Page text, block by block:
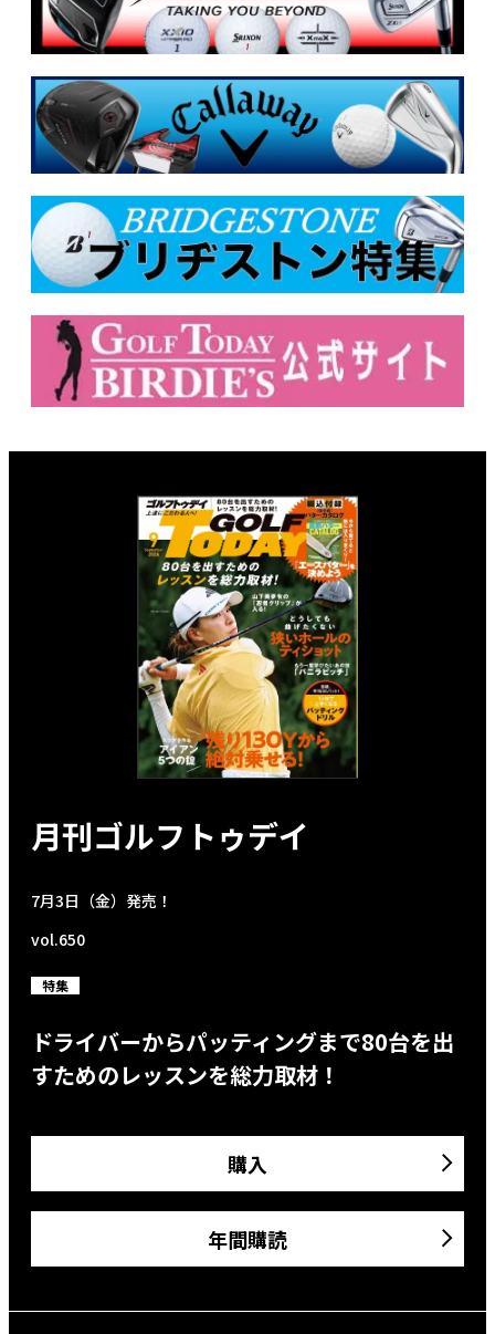
月刊ゴルフトゥデイ
7月3日（金）発売！
vol.650
特集
ドライバーからパッティングまで80台を出
すためのレッスンを総力取材！
購入
年間購読